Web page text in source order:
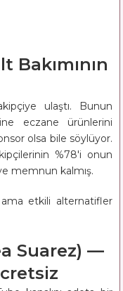
Bakımının
ulaştı. Bunun
eczane ürünlerini
olsa bile söylüyor.
%78'i onun
memnun kalmış.
etkili alternatifler
Suarez) —